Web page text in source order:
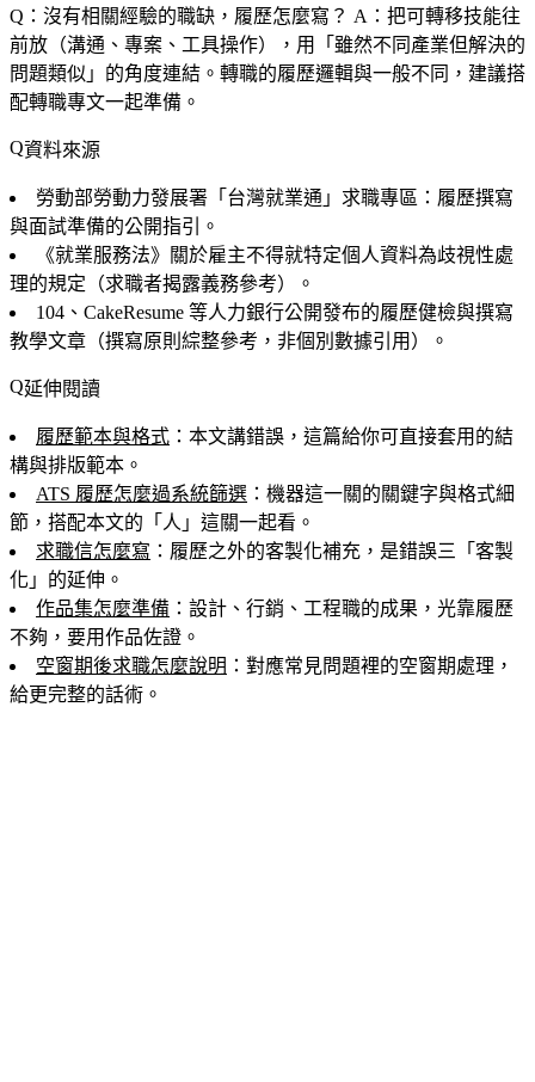
Q：沒有相關經驗的職缺，履歷怎麼寫？ A：把可轉移技能往
前放（溝通、專案、工具操作），用「雖然不同產業但解決的
問題類似」的角度連結。轉職的履歷邏輯與一般不同，建議搭
配轉職專文一起準備。
資料來源
勞動部勞動力發展署「台灣就業通」求職專區：履歷撰寫
與面試準備的公開指引。
《就業服務法》關於雇主不得就特定個人資料為歧視性處
理的規定（求職者揭露義務參考）。
104、CakeResume 等人力銀行公開發布的履歷健檢與撰寫
教學文章（撰寫原則綜整參考，非個別數據引用）。
延伸閱讀
履歷範本與格式 ：本文講錯誤，這篇給你可直接套用的結
構與排版範本。
ATS 履歷怎麼過系統篩選 ：機器這一關的關鍵字與格式細
節，搭配本文的「人」這關一起看。
求職信怎麼寫 ：履歷之外的客製化補充，是錯誤三「客製
化」的延伸。
作品集怎麼準備 ：設計、行銷、工程職的成果，光靠履歷
不夠，要用作品佐證。
空窗期後求職怎麼說明 ：對應常見問題裡的空窗期處理，
給更完整的話術。